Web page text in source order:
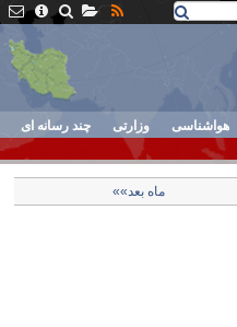
هواشناسی وزارتی چند رسانه ای
ماه بعد»»